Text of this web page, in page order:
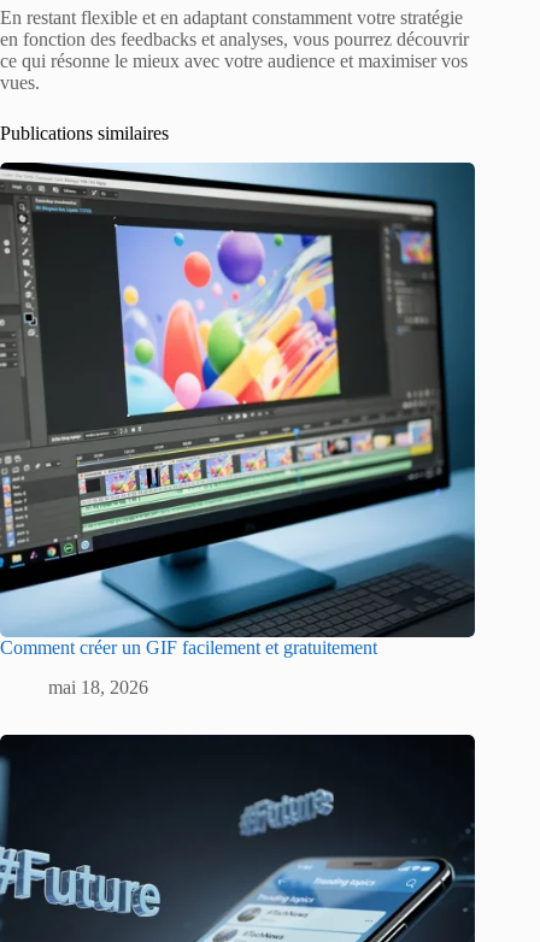
En restant flexible et en adaptant constamment votre stratégie
en fonction des feedbacks et analyses, vous pourrez découvrir
ce qui résonne le mieux avec votre audience et maximiser vos
vues.
Publications similaires
Comment créer un GIF facilement et gratuitement
mai 18, 2026